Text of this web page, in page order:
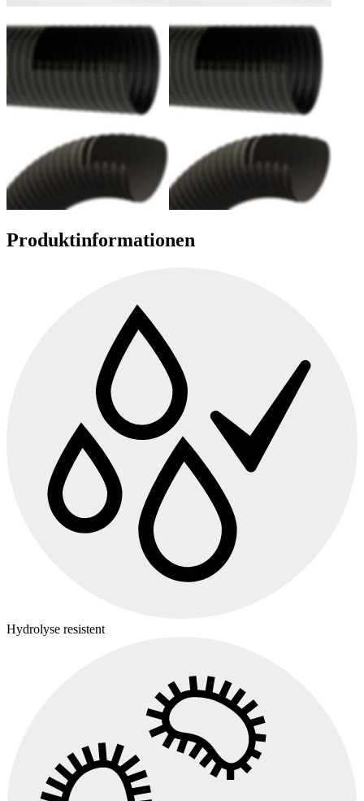
Produktinformationen
Hydrolyse resistent